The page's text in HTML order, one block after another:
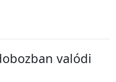
valódi